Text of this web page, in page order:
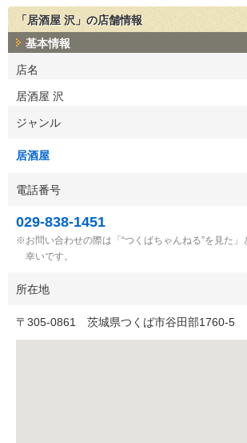
「居酒屋 沢」の店舗情報
基本情報
店名
居酒屋 沢
ジャンル
居酒屋
電話番号
029-838-1451
お問い合わせの際は「“つくばちゃんねる”を見た
幸いです。
所在地
〒 305-0861 茨城県つくば市谷田部1760-5